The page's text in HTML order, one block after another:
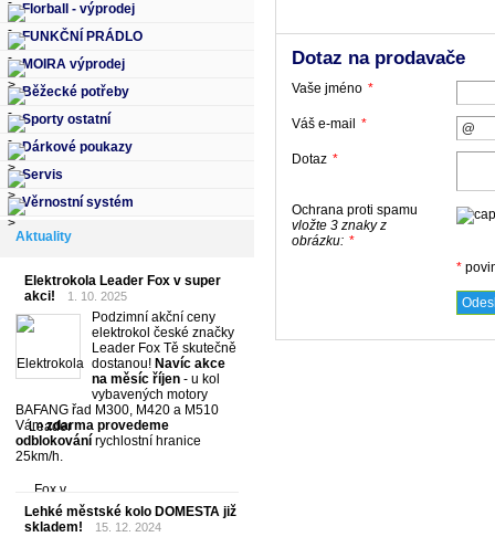
Dotaz na prodavače
Vaše jméno *
Váš e-mail *
Dotaz *
Ochrana proti spamu
vložte 3 znaky z
obrázku: *
*
Florball - výprodej
FUNKČNÍ PRÁDLO
MOIRA výprodej
Běžecké potřeby
Sporty ostatní
Dárkové poukazy
Servis
Věrnostní systém
Aktuality
Elektrokola Leader Fox v super
akci!
1. 10. 2025
Podzimní akční ceny
elektrokol české značky
Leader Fox Tě skutečně
dostanou! Navíc akce
na měsíc říjen - u kol
vybavených motory
BAFANG řad M300, M420 a M510
Vámzdarma provedeme
odblokování rychlostní hranice
25km/h.
Lehké městské kolo DOMESTA již
skladem!
15. 12. 2024